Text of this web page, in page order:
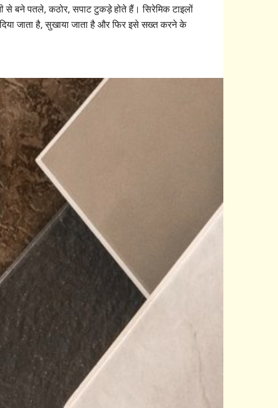
से बने पतले, कठोर, सपाट टुकड़े होते हैं। सिरेमिक टाइलों
जाता है, सुखाया जाता है और फिर इसे सख्त करने के